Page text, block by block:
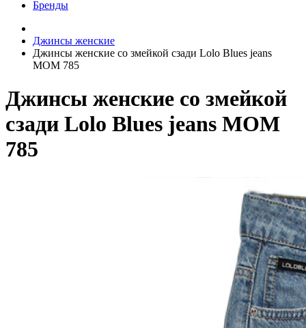
Бренды
Джинсы женские
Джинсы женские со змейкой сзади Lolo Blues jeans
MOM 785
Джинсы женские со змейкой
сзади Lolo Blues jeans MOM
785